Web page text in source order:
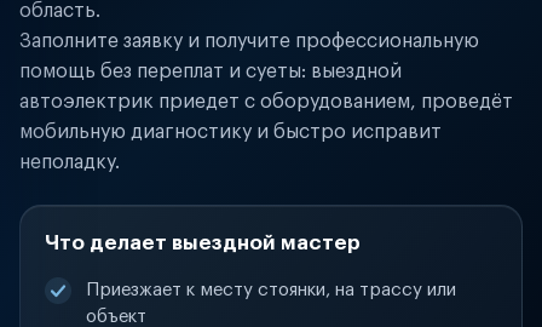
область.
Заполните заявку и получите профессиональную
помощь без переплат и суеты: выездной
автоэлектрик приедет с оборудованием, проведёт
мобильную диагностику и быстро исправит
неполадку.
Что делает выездной мастер
Приезжает к месту стоянки, на трассу или
объект